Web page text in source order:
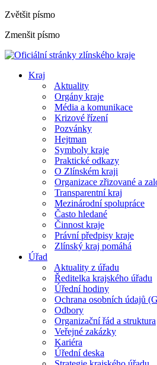
Zvětšit písmo
Zmenšit písmo
Kraj
Aktuality
Orgány kraje
Média a komunikace
Krizové řízení
Pozvánky
Hejtman
Symboly kraje
Praktické odkazy
O Zlínském kraji
Organizace zřizované a
Transparentní kraj
Mezinárodní spolupráce
Často hledané
Činnost kraje
Právní předpisy kraje
Zlínský kraj pomáhá
Úřad
Aktuality z úřadu
Ředitelka krajského úřadu
Úřední hodiny
Ochrana osobních údajů
Odbory
Organizační řád a struktura
Veřejné zakázky
Kariéra
Úřední deska